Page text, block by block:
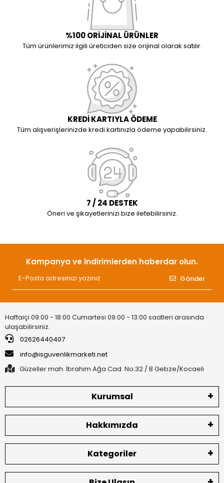
%100 ORİJİNAL ÜRÜNLER
Tüm ürünlerimiz ilgili üreticiden size orijinal olarak satılır.
KREDİ KARTIYLA ÖDEME
Tüm alışverişlerinizde kredi kartınızla ödeme yapabilirsiniz.
7 / 24 DESTEK
Öneri ve şikayetlerinizi bize iletebilirsiniz.
Kampanya ve indirimlerden haberdar olun.
Gönder
Haftaiçi 09:00 - 18:00 Cumartesi 09:00 - 13:00 saatleri arasında
ulaşabilirsiniz.
02626440407
info@isguvenlikmarketi.net
Güzeller mah. İbrahim Ağa Cad. No:32 / B Gebze/Kocaeli
Kurumsal
Hakkımızda
Kategoriler